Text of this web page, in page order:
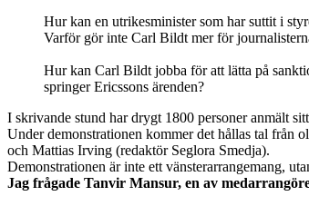
Hur kan en utrikesminister som har suttit i
Varför gör inte Carl Bildt mer för
Hur kan Carl Bildt jobba för att lätta på
springer Ericssons ärenden?
I skrivande stund har drygt 1800 personer anmält
Under demonstrationen kommer det hållas tal från
och Mattias Irving (redaktör Seglora Smedja).
Demonstrationen är inte ett vänsterarrangemang,
Jag frågade Tanvir Mansur, en av